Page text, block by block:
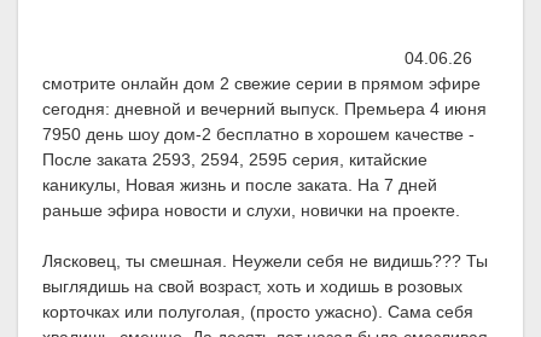
04.06.26
смотрите онлайн дом 2 свежие серии в прямом эфире
сегодня: дневной и вечерний выпуск. Премьера 4 июня
7950 день шоу дом-2 бесплатно в хорошем качестве -
После заката 2593, 2594, 2595 серия, китайские
каникулы, Новая жизнь и после заката. На 7 дней
раньше эфира новости и слухи, новички на проекте.
Лясковец, ты смешная. Неужели себя не видишь??? Ты
выглядишь на свой возраст, хоть и ходишь в розовых
корточках или полуголая, (просто ужасно). Сама себя